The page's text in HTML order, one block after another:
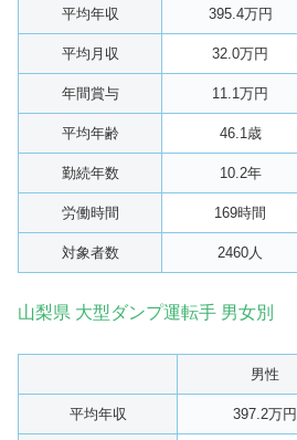
平均年収 395.4万円
平均月収 32.0万円
年間賞与 11.1万円
平均年齢 46.1歳
勤続年数 10.2年
労働時間 169時間
対象者数 2460人
山梨県 大型ダンプ運転手 男女別
男性
平均年収 397.2万円